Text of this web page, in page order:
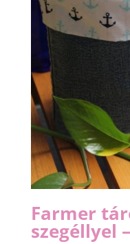
Farmer
szegéllyel